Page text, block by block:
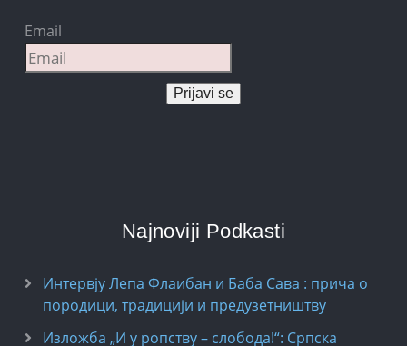
Email
Prijavi se
Najnoviji Podkasti
Интервју Лепа Флаибан и Баба Сава : прича о
породици, традицији и предузетништву
Изложба „И у ропству – слобода!“: Српска